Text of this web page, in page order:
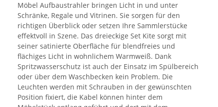
Möbel Aufbaustrahler bringen Licht in und unter
Schränke, Regale und Vitrinen. Sie sorgen für den
richtigen Überblick oder setzen Ihre Sammlerstücke
effektvoll in Szene. Das dreieckige Set Kite sorgt mit
seiner satinierte Oberfläche für blendfreies und
flächiges Licht in wohnlichem Warmweiß. Dank
Spritzwasserschutz ist auch der Einsatz im Spülbereich
oder über dem Waschbecken kein Problem. Die
Leuchten werden mit Schrauben in der gewünschten
Position fixiert, die Kabel können hinter dem